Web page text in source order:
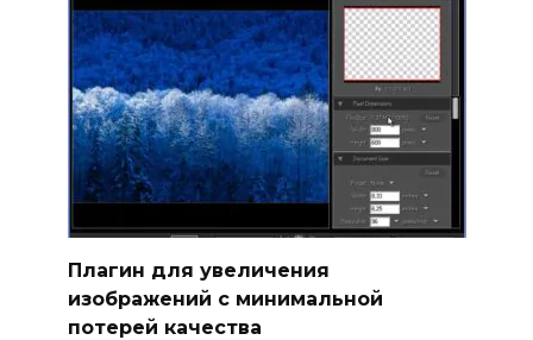
Плагин для увеличения
изображений с минимальной
потерей качества